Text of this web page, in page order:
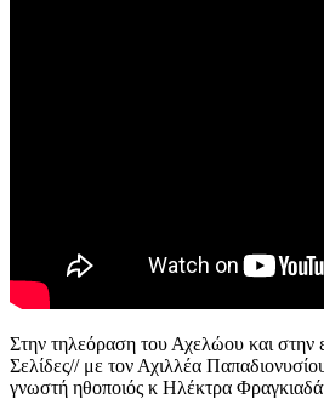
Στην τηλεόραση του Αχελώου και στην
Σελίδες// με τον Αχιλλέα
γνωστή ηθοποιός κ Ηλέκτρα